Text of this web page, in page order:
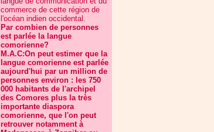
commerce de cette région de
l'océan indien occidental.
Par combien de personnes
est parlée la langue
comorienne?
M.A.C:On peut estimer que la
langue comorienne est parlée
aujourd'hui par un million de
personnes environ : les 750
000 habitants de l'archipel
des Comores plus la très
importante diaspora
comorienne, que l'on peut
retrouver notamment à